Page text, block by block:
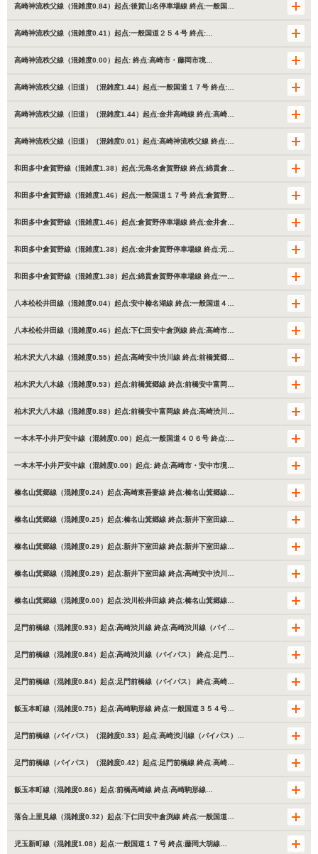
高崎神流秩父線（混雑度0.84）起点:後賀山名停車場線 終点:一般国…
高崎神流秩父線（混雑度0.41）起点:一般国道２５４号 終点:…
高崎神流秩父線（混雑度0.00）起点: 終点:高崎市・藤岡市境…
高崎神流秩父線（旧道）（混雑度1.44）起点:一般国道１７号 終点:…
高崎神流秩父線（旧道）（混雑度1.44）起点:金井高崎線 終点:高崎…
高崎神流秩父線（旧道）（混雑度0.01）起点:高崎神流秩父線 終点:…
和田多中倉賀野線（混雑度1.38）起点:元島名倉賀野線 終点:綿貫倉…
和田多中倉賀野線（混雑度1.46）起点:一般国道１７号 終点:倉賀野…
和田多中倉賀野線（混雑度1.46）起点:倉賀野停車場線 終点:金井倉…
和田多中倉賀野線（混雑度1.38）起点:金井倉賀野停車場線 終点:元…
和田多中倉賀野線（混雑度1.38）起点:綿貫倉賀野停車場線 終点:一…
八本松松井田線（混雑度0.04）起点:安中榛名湖線 終点:一般国道４…
八本松松井田線（混雑度0.46）起点:下仁田安中倉渕線 終点:高崎市…
柏木沢大八木線（混雑度0.55）起点:高崎安中渋川線 終点:前橋箕郷…
柏木沢大八木線（混雑度0.53）起点:前橋箕郷線 終点:前橋安中富岡…
柏木沢大八木線（混雑度0.88）起点:前橋安中富岡線 終点:高崎渋川…
一本木平小井戸安中線（混雑度0.00）起点:一般国道４０６号 終点:…
一本木平小井戸安中線（混雑度0.00）起点: 終点:高崎市・安中市境…
榛名山箕郷線（混雑度0.24）起点:高崎東吾妻線 終点:榛名山箕郷線…
榛名山箕郷線（混雑度0.25）起点:榛名山箕郷線 終点:新井下室田線…
榛名山箕郷線（混雑度0.29）起点:新井下室田線 終点:新井下室田線…
榛名山箕郷線（混雑度0.29）起点:新井下室田線 終点:高崎安中渋川…
榛名山箕郷線（混雑度0.00）起点:渋川松井田線 終点:榛名山箕郷線…
足門前橋線（混雑度0.93）起点:高崎渋川線 終点:高崎渋川線（バイ…
足門前橋線（混雑度0.84）起点:高崎渋川線（バイパス） 終点:足門…
足門前橋線（混雑度0.84）起点:足門前橋線（バイパス） 終点:高崎…
飯玉本町線（混雑度0.75）起点:高崎駒形線 終点:一般国道３５４号…
足門前橋線（バイパス）（混雑度0.33）起点:高崎渋川線（バイパス）…
足門前橋線（バイパス）（混雑度0.42）起点:足門前橋線 終点:高崎…
飯玉本町線（混雑度0.86）起点:前橋高崎線 終点:高崎駒形線…
落合上里見線（混雑度0.32）起点:下仁田安中倉渕線 終点:一般国道…
児玉新町線（混雑度1.08）起点:一般国道１７号 終点:藤岡大胡線…